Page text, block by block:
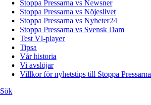
Stoppa Pressarna vs Newsner
Stoppa Pressarna vs Nöjeslivet
Stoppa Pressarna vs Nyheter24
Stoppa Pressarna vs Svensk Dam
Test VI-player
Tipsa
Vår historia
Vi avslöjar
Villkor för nyhetstips till Stoppa Pressarna
Sök